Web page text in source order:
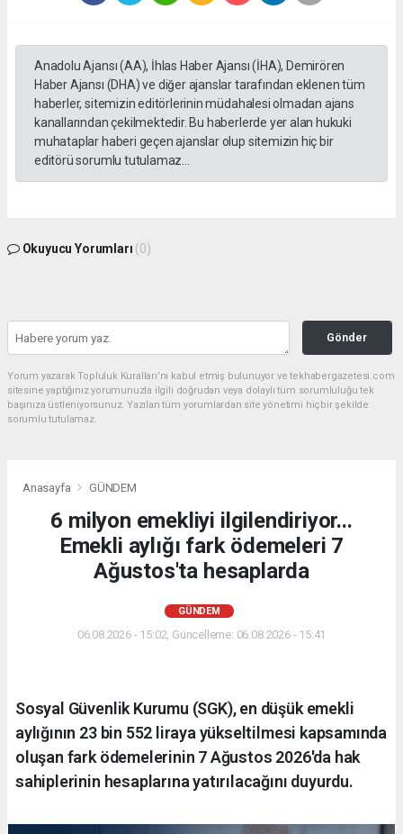
Anadolu Ajansı (AA), İhlas Haber Ajansı (İHA), Demirören
Haber Ajansı (DHA) ve diğer ajanslar tarafından eklenen tüm
haberler, sitemizin editörlerinin müdahalesi olmadan ajans
kanallarından çekilmektedir. Bu haberlerde yer alan hukuki
muhataplar haberi geçen ajanslar olup sitemizin hiç bir
editörü sorumlu tutulamaz...
Okuyucu Yorumları (0)
Gönder
Yorum yazarak Topluluk Kuralları’nı kabul etmiş bulunuyor ve tekhabergazetesi.com
sitesine yaptığınız yorumunuzla ilgili doğrudan veya dolaylı tüm sorumluluğu tek
başınıza üstleniyorsunuz. Yazılan tüm yorumlardan site yönetimi hiçbir şekilde
sorumlu tutulamaz.
Anasayfa GÜNDEM
6 milyon emekliyi ilgilendiriyor...
Emekli aylığı fark ödemeleri 7
Ağustos'ta hesaplarda
GÜNDEM
06.08.2026 - 15:02, Güncelleme: 06.08.2026 - 15:41
Sosyal Güvenlik Kurumu (SGK), en düşük emekli
aylığının 23 bin 552 liraya yükseltilmesi kapsamında
oluşan fark ödemelerinin 7 Ağustos 2026'da hak
sahiplerinin hesaplarına yatırılacağını duyurdu.